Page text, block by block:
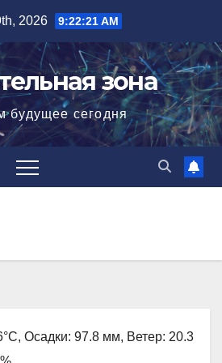
2026 9:22:22 AM
зона
будущее сегодня
Осадки: 97.8 мм, Ветер: 20.3